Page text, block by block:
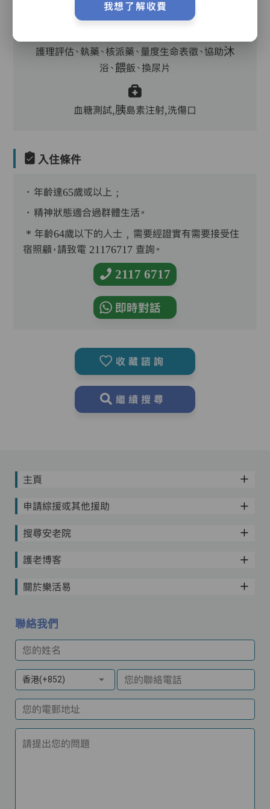
診醫生
護理評估、執藥、核派藥、量度生命表徵、協助沐
浴、餵飯、換尿片
血糖測試,胰島素注射,洗傷口
入住條件
．年齡達65歲或以上﹔
．精神狀態適合過群體生活。
* 年齡64歲以下的人士﹐需要經證實有需要接受住
宿照顧，請致電 21176717 查詢。
2117 6717
即時對話
收藏諮詢
繼續搜尋
主頁
申請綜援或其他援助
搜尋安老院
護老博客
關於樂活易
聯絡我們
您的姓名
香港(+852) 您的聯絡電話
您的電郵地址
請提出您的問題
我想了解收費